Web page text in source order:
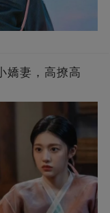
嬌妻，高撩高